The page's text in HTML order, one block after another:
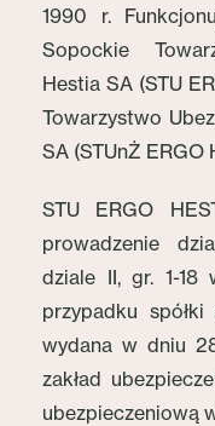
1990 r.
Sopockie
Hestia SA (STU
Towarzystwo
SA (STUnŻ ERGO
STU ERGO
prowadzenie
dziale II, gr. 1-
przypadku
wydana w dniu
zakład
ubezpieczeniową